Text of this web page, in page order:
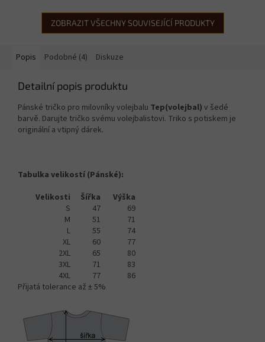
ZOBRAZIT VŠECHNY SOUVISEJÍCÍ PRODUKTY
Popis Podobné (4) Diskuze
Detailní popis produktu
Pánské tričko pro milovníky volejbalu Tep(volejbal) v šedé
barvě. Darujte tričko svému volejbalistovi. Triko s potiskem je
originální a vtipný dárek.
Tabulka velikostí (Pánské):
Velikosti
Šířka
Výška
S
47
69
M
51
71
L
55
74
XL
60
77
2XL
65
80
3XL
71
83
4XL
77
86
Přijatá tolerance až ± 5%